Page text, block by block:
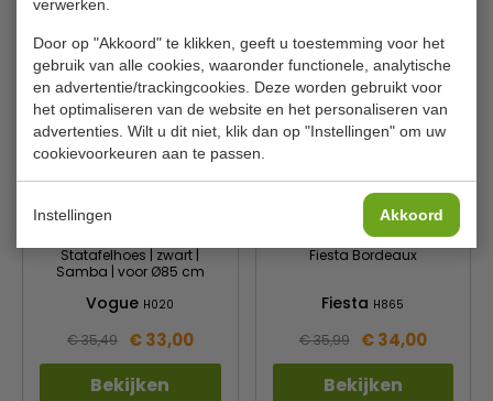
verwerken.
Door op "Akkoord" te klikken, geeft u toestemming voor het
gebruik van alle cookies, waaronder functionele, analytische
en advertentie/trackingcookies. Deze worden gebruikt voor
het optimaliseren van de website en het personaliseren van
advertenties. Wilt u dit niet, klik dan op "Instellingen" om uw
cookievoorkeuren aan te passen.
Instellingen Akkoord
Statafelhoes | zwart |
Samba | voor Ø85 cm
Vogue H020
€ 35,49 € 33,00
Bekijken
Fiesta Bordeaux
Fiesta H865
€ 35,99 € 34,00
Bekijken